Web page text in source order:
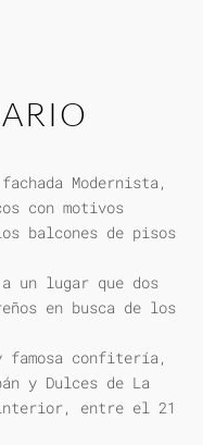
Modernista,
con motivos
balcones de pisos
a un lugar que dos
en busca de los
famosa confitería,
y Dulces de La
interior, entre el 21